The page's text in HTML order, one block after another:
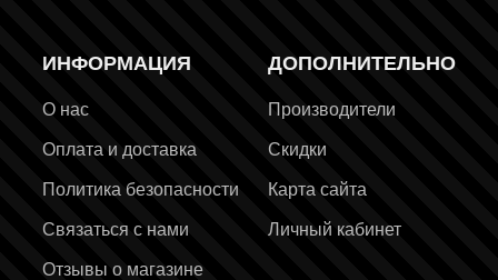
ИНФОРМАЦИЯ
О нас
Оплата и доставка
Политика безопасности
Связаться с нами
Отзывы о магазине
ДОПОЛНИТЕЛЬНО
Производители
Скидки
Карта сайта
Личный кабинет